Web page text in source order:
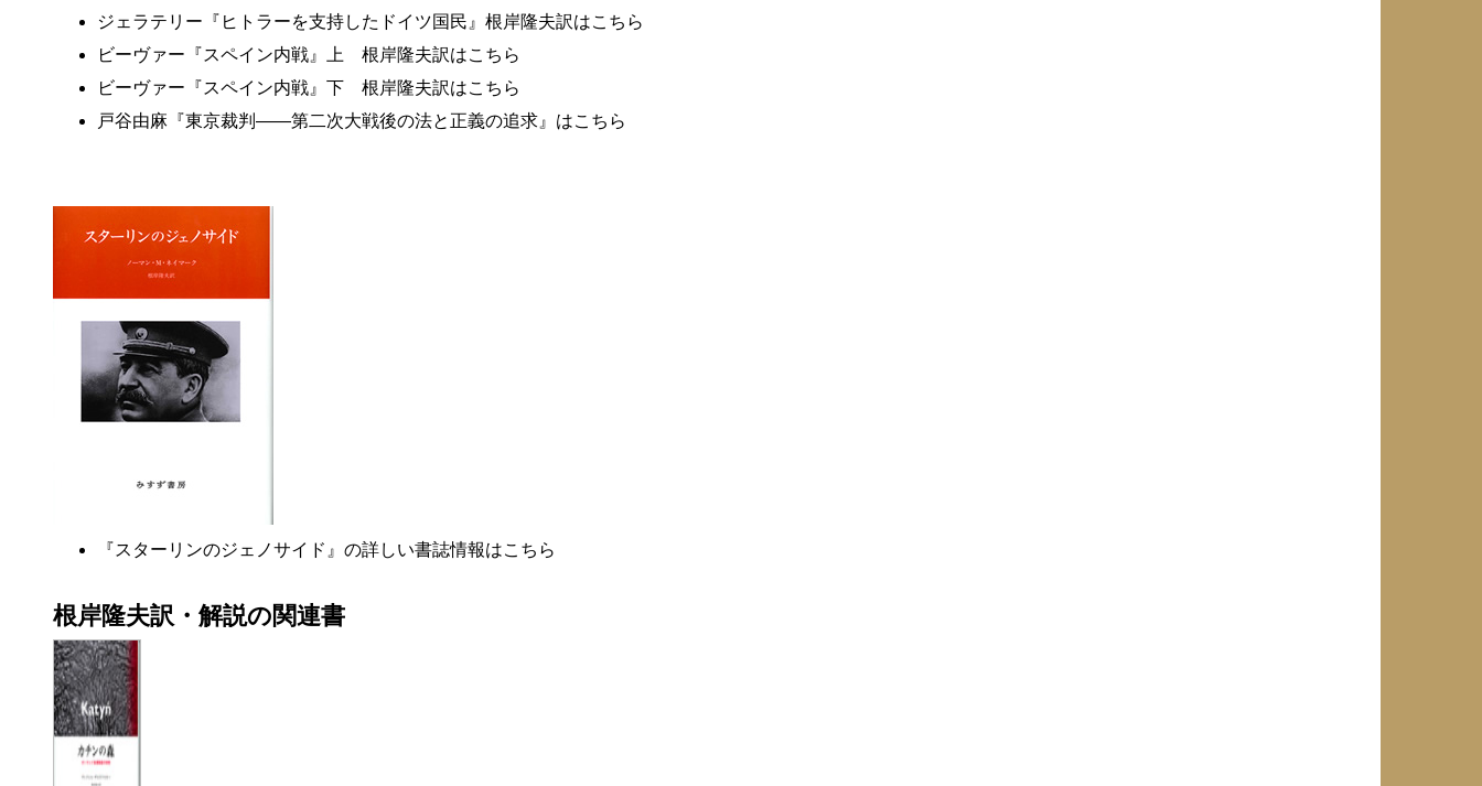
ジェラテリー『ヒトラーを支持したドイツ国民』根岸隆夫訳はこちら
ビーヴァー『スペイン内戦』上 根岸隆夫訳はこちら
ビーヴァー『スペイン内戦』下 根岸隆夫訳はこちら
戸谷由麻『東京裁判――第二次大戦後の法と正義の追求』はこちら
『スターリンのジェノサイド』の詳しい書誌情報はこちら
根岸隆夫訳・解説の関連書